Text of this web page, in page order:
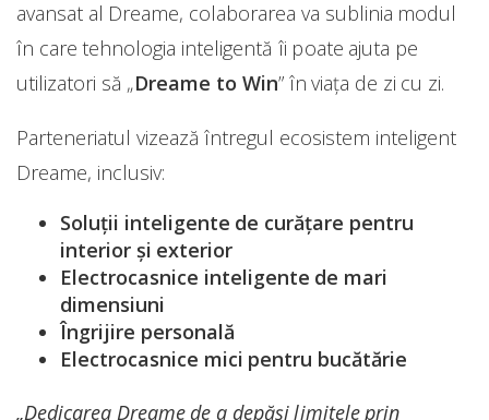
avansat al Dreame, colaborarea va sublinia modul
în care tehnologia inteligentă îi poate ajuta pe
utilizatori să „Dreame to Win” în viața de zi cu zi.
Parteneriatul vizează întregul ecosistem inteligent
Dreame, inclusiv:
Soluții inteligente de curățare pentru
interior și exterior
Electrocasnice inteligente de mari
dimensiuni
Îngrijire personală
Electrocasnice mici pentru bucătărie
„Dedicarea Dreame de a depăși limitele prin